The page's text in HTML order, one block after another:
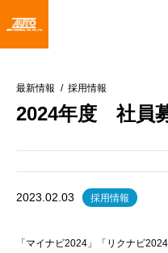
最新情報 採用情報
2024年度 社員
2023.02.03 採用情報
「マイナビ2024」「リクナビ